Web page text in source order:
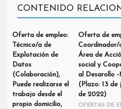
CONTENIDO
Oferta de empleo:
Técnico/a de
Explotación de
Datos
(Colaboración),
Puede realizarse el
trabajo desde el
propio domicilio,
Oferta de
Coordinador/
Área de
social y
al Desarollo
(Plazo: 13 de
de 2022)
OFERTAS DE